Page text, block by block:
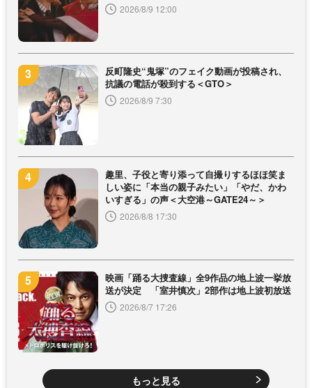
2026/8/9 12:00
反町隆史“鬼塚”のフェイク動画が投稿され、
抗議の電話が殺到する＜GTO＞
2026/8/9 7:30
趣里、子役と寄り添って自撮りするほほ笑ま
しい姿に「本当の親子みたい」「やだ、かわ
いすぎる」の声＜大空港～GATE24～＞
2026/8/8 17:30
映画「踊る大捜査線」全9作品の地上波一挙放
送が決定 「室井慎次」2部作は地上波初放送
2026/8/7 17:26
もっと見る